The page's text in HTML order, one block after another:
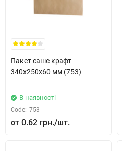
Пакет саше крафт
340x250x60 мм (753)
В наявності
Code: 753
0.62 грн.